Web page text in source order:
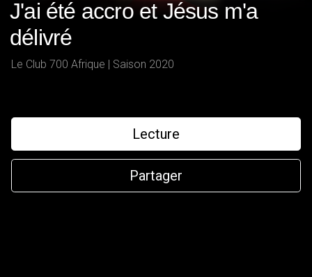
J'ai été accro et Jésus m'a
délivré
Le Club 700 Afrique | Saison 2020
Lecture
Partager